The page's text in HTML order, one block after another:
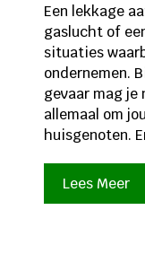
Een lekkage
gaslucht of
situaties
ondernemen.
gevaar mag
allemaal om
huisgenoten.
Lees Meer